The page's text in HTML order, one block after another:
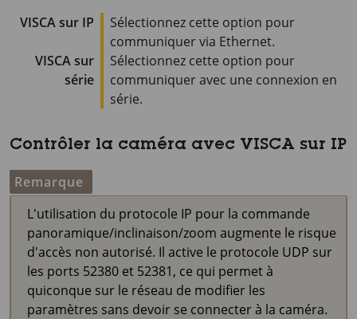
VISCA sur IP
Sélectionnez cette option pour
communiquer via Ethernet.
VISCA sur
série
Sélectionnez cette option pour
communiquer avec une connexion en
série.
Contrôler la caméra avec VISCA sur IP
Remarque
L'utilisation du protocole IP pour la commande
panoramique/inclinaison/zoom augmente le risque
d'accès non autorisé. Il active le protocole UDP sur
les ports 52380 et 52381, ce qui permet à
quiconque sur le réseau de modifier les
paramètres sans devoir se connecter à la caméra.